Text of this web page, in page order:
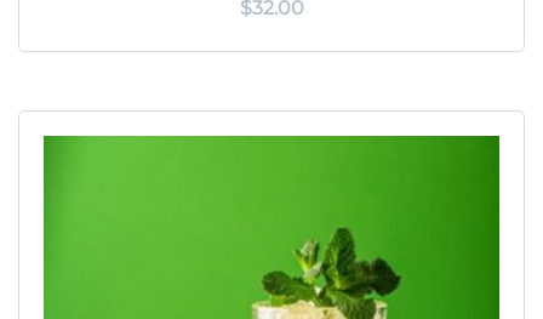
$32.00